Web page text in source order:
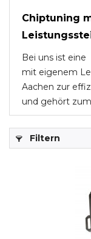
Chiptuning
Bei uns ist
mit eigenem
Aachen zur
und gehört
Filtern